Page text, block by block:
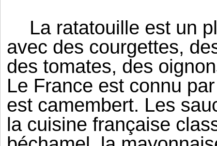
La ratatouille est un
avec des courgettes,
des tomates, des
Le France est connu
est camembert. Les
la cuisine française